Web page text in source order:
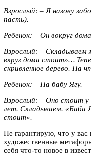
Взрослый: – Я назову
пасть).
Ребенок: – Он вокруг
Взрослый: – Складываем
вкруг дома стоит»…
скривленное дерево. На
Ребенок: – На бабу Ягу.
Взрослый: – Оно стоит
лет. Складываем. «Баба
стоит».
Не гарантирую, что у вас
художественные
себя что-то новое в